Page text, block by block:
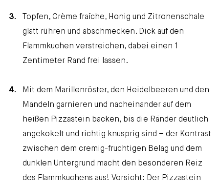
Topfen, Crème fraîche, Honig und Zitronenschale
glatt rühren und abschmecken. Dick auf den
Flammkuchen verstreichen, dabei einen 1
Zentimeter Rand frei lassen.
Mit dem Marillenröster, den Heidelbeeren und den
Mandeln garnieren und nacheinander auf dem
heißen Pizzastein backen, bis die Ränder deutlich
angekokelt und richtig knusprig sind – der Kontrast
zwischen dem cremig-fruchtigen Belag und dem
dunklen Untergrund macht den besonderen Reiz
des Flammkuchens aus! Vorsicht: Der Pizzastein